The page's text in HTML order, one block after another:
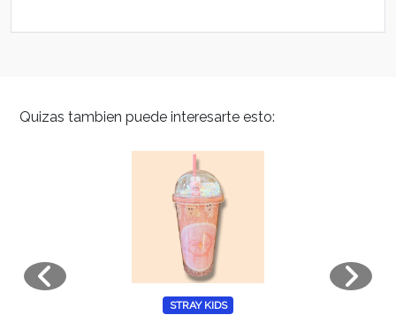
Quizas tambien puede interesarte esto:
STRAY KIDS